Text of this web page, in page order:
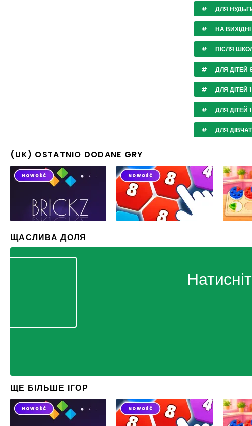
ДЛЯ
НА ВИХІДНІ
ПІСЛЯ
ДЛЯ ДІТЕЙ
ДЛЯ ДІТЕЙ
ДЛЯ ДІТЕЙ
ДЛЯ ДІВЧАТ
(UK) OSTATNIO DODANE GRY
ЩАСЛИВА ДОЛЯ
ЩЕ БІЛЬШЕ ІГОР